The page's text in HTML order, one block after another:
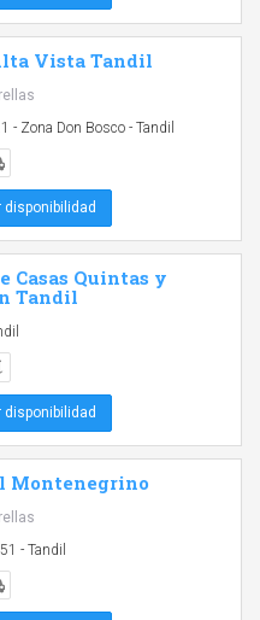
Vista Tandil
- Zona Don Bosco - Tandil
disponibilidad
Casas Quintas y
Tandil
disponibilidad
Montenegrino
- Tandil